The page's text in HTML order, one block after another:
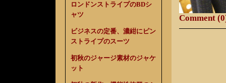
ロンドンストライプのBDシ
ャツ
ビジネスの定番、濃紺にピン
ストライプのスーツ
初秋のジャージ素材のジャケ
ット
Comment